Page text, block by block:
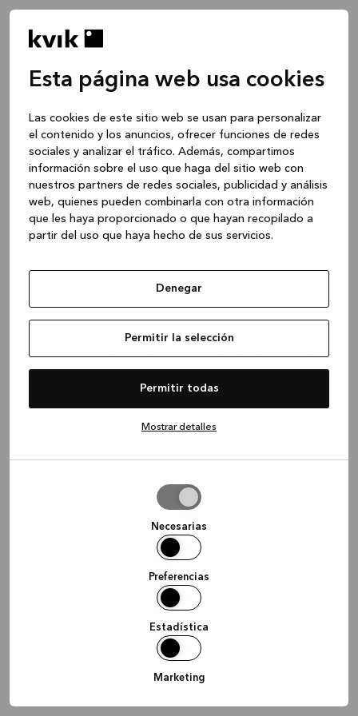
Esta página web usa cookies
Las cookies de este sitio web se usan para personalizar
el contenido y los anuncios, ofrecer funciones de redes
sociales y analizar el tráfico. Además, compartimos
información sobre el uso que haga del sitio web con
nuestros partners de redes sociales, publicidad y análisis
web, quienes pueden combinarla con otra información
que les haya proporcionado o que hayan recopilado a
partir del uso que haya hecho de sus servicios.
Denegar
Permitir la selección
Permitir todas
Mostrar detalles
Necesarias
Preferencias
Estadística
Marketing
Application error: a client-side exception has occurred
loadingwww.kvik.es (see the browser console for more